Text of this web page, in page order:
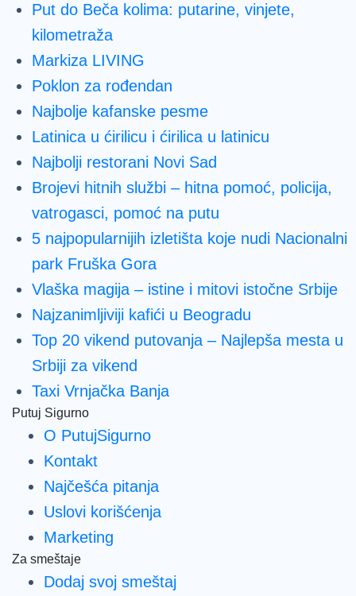
Put do Beča kolima: putarine, vinjete,
kilometraža
Markiza LIVING
Poklon za rođendan
Najbolje kafanske pesme
Latinica u ćirilicu i ćirilica u latinicu
Najbolji restorani Novi Sad
Brojevi hitnih službi – hitna pomoć, policija,
vatrogasci, pomoć na putu
5 najpopularnijih izletišta koje nudi Nacionalni
park Fruška Gora
Vlaška magija – istine i mitovi istočne Srbije
Najzanimljiviji kafići u Beogradu
Top 20 vikend putovanja – Najlepša mesta u
Srbiji za vikend
Taxi Vrnjačka Banja
Putuj Sigurno
O PutujSigurno
Kontakt
Najčešća pitanja
Uslovi korišćenja
Marketing
Za smeštaje
Dodaj svoj smeštaj